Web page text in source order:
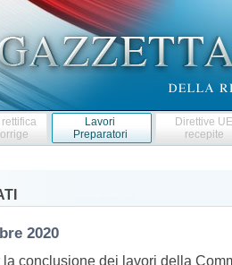
Lavori
Preparatori
Direttive
recepite
2020
la conclusione dei lavori della